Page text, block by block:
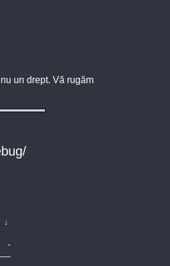
un drept. Vă rugăm
↓
-